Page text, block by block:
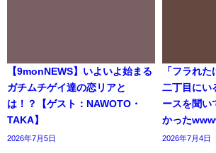
【9monNEWS】いよいよ始まる
ガチムチゲイ達の恋リアと
は！？【ゲスト：NAWOTO・
TAKA】
2026年7月5日
「フラれ
二丁目にい
ースを聞い
かった
2026年7月4日